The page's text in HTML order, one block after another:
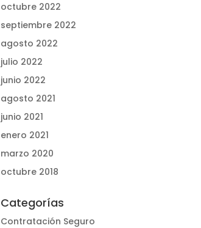
octubre 2022
septiembre 2022
agosto 2022
julio 2022
junio 2022
agosto 2021
junio 2021
enero 2021
marzo 2020
octubre 2018
Categorías
Contratación Seguro